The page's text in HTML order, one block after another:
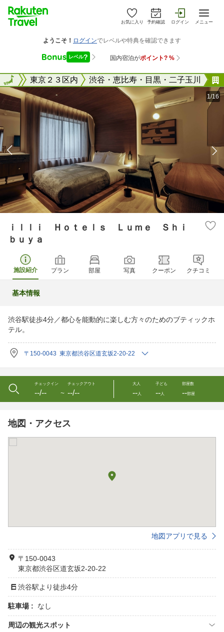
お気に入り 予約確認 ログイン メニュー
京都 東京２３区内 渋谷・恵比寿・目黒・二子玉川
全国
1/16
ｉｌｌｉ Ｈｏｔｅｌｓ Ｌｕｍｅ Ｓｈｉ
ｂｕｙａ
施設紹介 プラン 部屋 写真 クーポン クチコミ
基本情報
渋谷駅徒歩4分／都心を能動的に楽しむ方々のためのブティックホ
テル。
〒150-0043 東京都渋谷区道玄坂2-20-22
チェックイン
--/-- 〜
チェックアウト
--/--
大人
--人
子ども
--人
部屋数
--部屋
地図・アクセス
地図アプリで見る
〒150-0043
東京都渋谷区道玄坂2-20-22
渋谷駅より徒歩4分
駐車場 : なし
周辺の観光スポット